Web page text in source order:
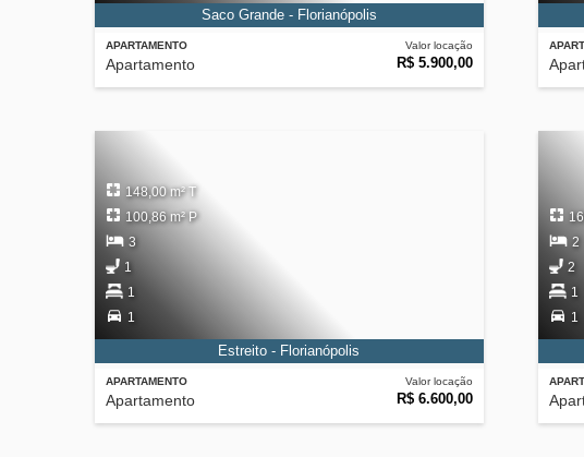
APARTAMENTO
Apartamento
Valor locação
R$ 5.900,00
Saco Grande - Florianópolis
APARTAMENTO
Apartamento
Valor locação
R$ 6.600,00
148,00 m² T
100,86 m² P
3
1
1
1
Estreito - Florianópolis
2
2
1
1